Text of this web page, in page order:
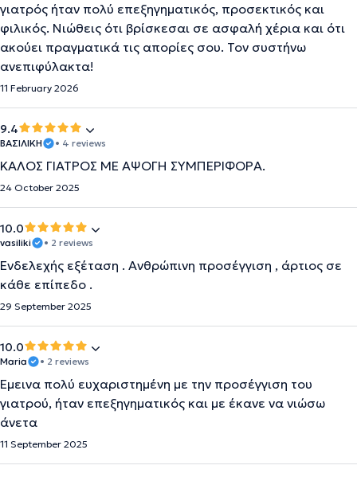
γιατρός ήταν πολύ επεξηγηματικός, προσεκτικός και
φιλικός. Νιώθεις ότι βρίσκεσαι σε ασφαλή χέρια και ότι
ακούει πραγματικά τις απορίες σου. Τον συστήνω
ανεπιφύλακτα!
11 February 2026
9.4
ΒΑΣΙΛΙΚΗ • 4 reviews
ΚΑΛΟΣ ΓΙΑΤΡΟΣ ΜΕ ΑΨΟΓΗ ΣΥΜΠΕΡΙΦΟΡΆ.
24 October 2025
10.0
vasiliki • 2 reviews
Ενδελεχής εξέταση . Ανθρώπινη προσέγγιση , άρτιος σε
κάθε επίπεδο .
29 September 2025
10.0
Maria • 2 reviews
Έμεινα πολύ ευχαριστημένη με την προσέγγιση του
γιατρού, ήταν επεξηγηματικός και με έκανε να νιώσω
άνετα
11 September 2025